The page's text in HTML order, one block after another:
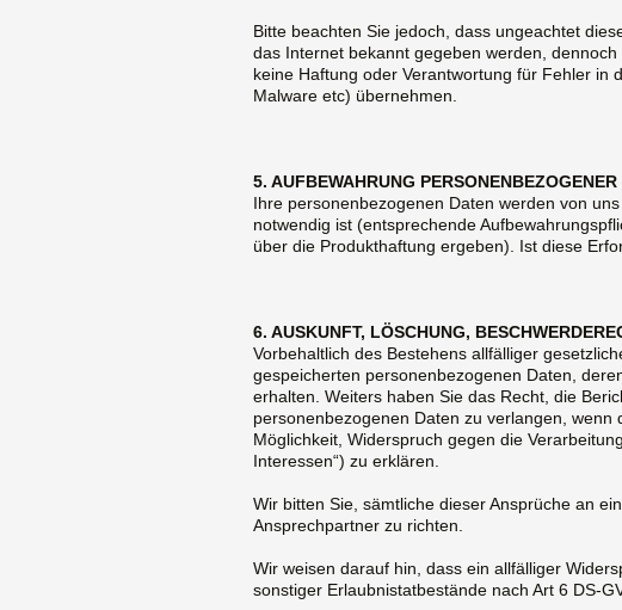
Bitte beachten Sie jedoch, dass ungeachtet
das Internet bekannt gegeben werden,
keine Haftung oder Verantwortung für Fehler in
Malware etc) übernehmen.
5. AUFBEWAHRUNG PERSONENBEZOGENER
Ihre personenbezogenen Daten werden von
notwendig ist (entsprechende
über die Produkthaftung ergeben). Ist diese
6. AUSKUNFT, LÖSCHUNG,
Vorbehaltlich des Bestehens allfälliger
gespeicherten personenbezogenen Daten,
erhalten. Weiters haben Sie das Recht, die
personenbezogenen Daten zu verlangen,
Möglichkeit, Widerspruch gegen die
Interessen“) zu erklären.
Wir bitten Sie, sämtliche dieser Ansprüche an
Ansprechpartner zu richten.
Wir weisen darauf hin, dass ein allfälliger
sonstiger Erlaubnistatbestände nach Art 6 DS-